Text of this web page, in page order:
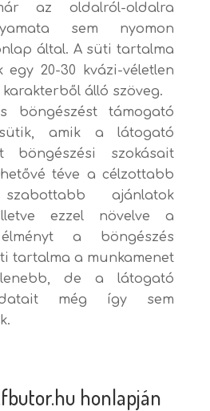
az oldalról-oldalra
sem nyomon
által. A süti tartalma
egy 20-30 kvázi-véletlen
álló szöveg.
böngészést támogató
amik a látogató
böngészési szokásait
téve a célzottabb
ajánlatok
ezzel növelve a
a böngészés
tartalma a munkamenet
de a látogató
még így sem
honlapján